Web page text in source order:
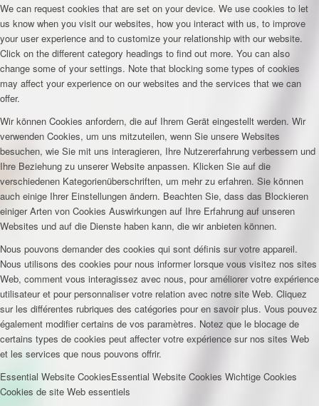
We can request cookies that are set on your device. We use cookies to let
us know when you visit our websites, how you interact with us, to improve
your user experience and to customize your relationship with our website.
Click on the different category headings to find out more. You can also
change some of your settings. Note that blocking some types of cookies
may affect your experience on our websites and the services that we can
offer.
Wir können Cookies anfordern, die auf Ihrem Gerät eingestellt werden. Wir
verwenden Cookies, um uns mitzuteilen, wenn Sie unsere Websites
besuchen, wie Sie mit uns interagieren, Ihre Nutzererfahrung verbessern und
Ihre Beziehung zu unserer Website anpassen. Klicken Sie auf die
verschiedenen Kategorienüberschriften, um mehr zu erfahren. Sie können
auch einige Ihrer Einstellungen ändern. Beachten Sie, dass das Blockieren
einiger Arten von Cookies Auswirkungen auf Ihre Erfahrung auf unseren
Websites und auf die Dienste haben kann, die wir anbieten können.
Nous pouvons demander des cookies qui sont définis sur votre appareil.
Nous utilisons des cookies pour nous informer lorsque vous visitez nos sites
Web, comment vous interagissez avec nous, pour améliorer votre expérience
utilisateur et pour personnaliser votre relation avec notre site Web. Cliquez
sur les différentes rubriques des catégories pour en savoir plus. Vous pouvez
également modifier certains de vos paramètres. Notez que le blocage de
certains types de cookies peut affecter votre expérience sur nos sites Web
et les services que nous pouvons offrir.
Essential Website CookiesEssential Website Cookies Wichtige Cookies
Cookies de site Web essentiels